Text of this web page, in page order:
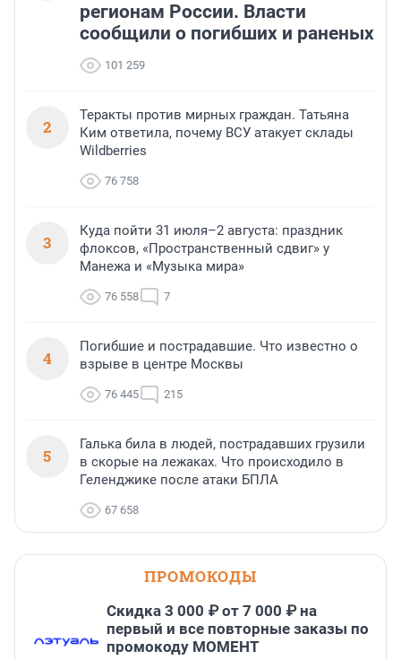
регионам России. Власти
сообщили о погибших и раненых
101 259
2
Теракты против мирных граждан. Татьяна
Ким ответила, почему ВСУ атакует склады
Wildberries
76 758
3
Куда пойти 31 июля–2 августа: праздник
флоксов, «Пространственный сдвиг» у
Манежа и «Музыка мира»
76 558 7
4
Погибшие и пострадавшие. Что известно о
взрыве в центре Москвы
76 445 215
5
Галька била в людей, пострадавших грузили
в скорые на лежаках. Что происходило в
Геленджике после атаки БПЛА
67 658
ПРОМОКОДЫ
Скидка 3 000 ₽ от 7 000 ₽ на
первый и все повторные заказы по
промокоду МОМЕНТ